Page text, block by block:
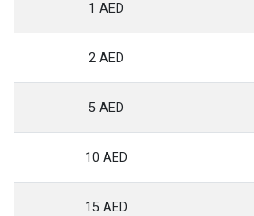
1 AED
2 AED
5 AED
10 AED
15 AED